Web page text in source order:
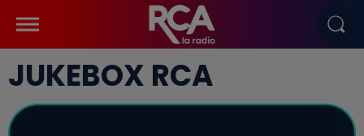
JUKEBOX RCA